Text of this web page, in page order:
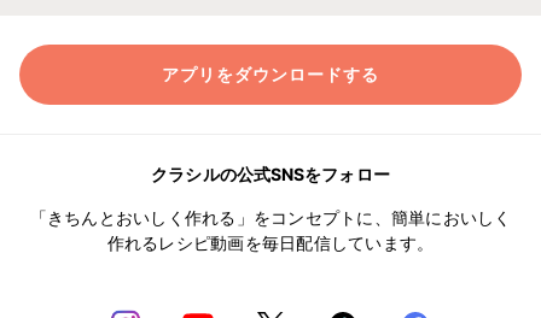
アプリをダウンロードする
クラシルの公式SNSをフォロー
「きちんとおいしく作れる」をコンセプトに、簡単においしく
作れるレシピ動画を毎日配信しています。